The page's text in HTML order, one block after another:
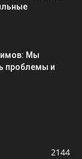
Мы
проблемы и
2144